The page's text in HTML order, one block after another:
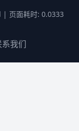
页面耗时: 0.0333
我们